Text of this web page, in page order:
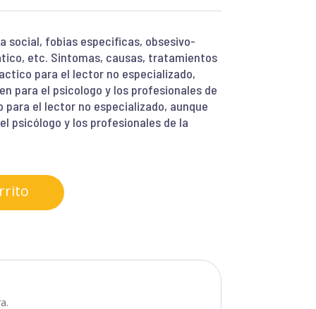
social, fobias especificas, obsesivo-
etc. Sintomas, causas, tratamientos
para el lector no especializado,
para el psicologo y los profesionales de
el lector no especializado, aunque
psicólogo y los profesionales de la